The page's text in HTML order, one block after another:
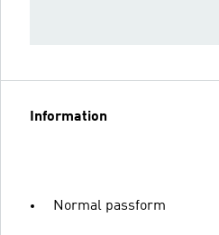
Information
Normal passform